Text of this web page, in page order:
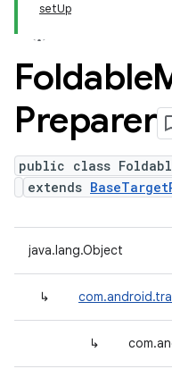
setUp
Foldable
Preparer
public class
extends
java.lang.Object
↳
↳